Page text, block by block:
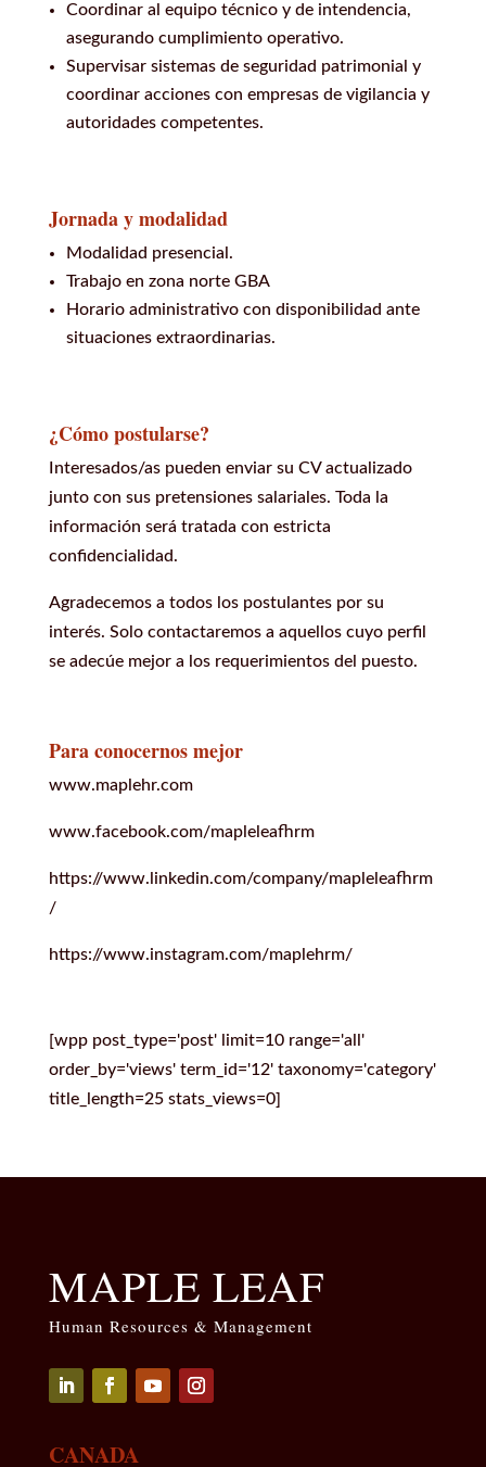
Coordinar al equipo técnico y de intendencia,
asegurando cumplimiento operativo.
Supervisar sistemas de seguridad patrimonial y
coordinar acciones con empresas de vigilancia y
autoridades competentes.
Jornada y modalidad
Modalidad presencial.
Trabajo en zona norte GBA
Horario administrativo con disponibilidad ante
situaciones extraordinarias.
¿Cómo postularse?
Interesados/as pueden enviar su CV actualizado
junto con sus pretensiones salariales. Toda la
información será tratada con estricta
confidencialidad.
Agradecemos a todos los postulantes por su
interés. Solo contactaremos a aquellos cuyo perfil
se adecúe mejor a los requerimientos del puesto.
Para conocernos mejor
www.maplehr.com
www.facebook.com/mapleleafhrm
https://www.linkedin.com/company/mapleleafhrm
/
https://www.instagram.com/maplehrm/
[wpp post_type='post' limit=10 range='all'
order_by='views' term_id='12' taxonomy='category'
title_length=25 stats_views=0]
MAPLE LEAF
Human Resources & Management
CANADA